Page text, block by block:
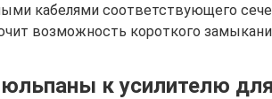
кабелями соответствующего
возможность короткого
к усилителю